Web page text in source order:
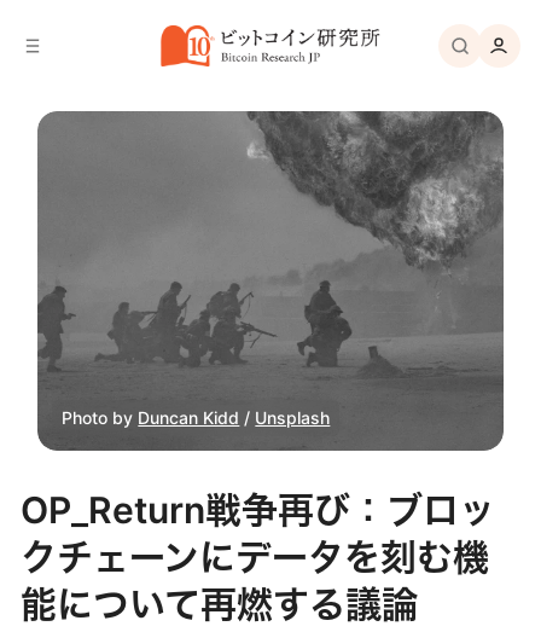
Photo by Duncan Kidd / Unsplash
OP_Return戦争再び：ブロッ
クチェーンにデータを刻む機
能について再燃する議論